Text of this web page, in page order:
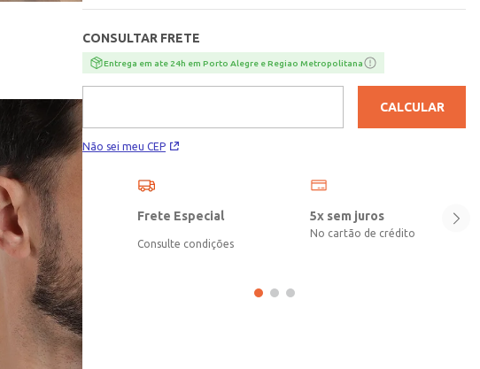
treinos, passeios e dia a dia!\n\nTecido: Malha Dry Fit\nComposição:
100% poliéster
CONSULTAR FRETE
Entrega em ate 24h em Porto Alegre e Regiao Metropolitana
Não sei meu CEP
CALCULAR
Frete Especial
Consulte condições
5x sem juros
No cartão de crédito